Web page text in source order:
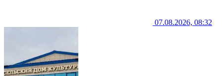
07.08.2026, 08:32